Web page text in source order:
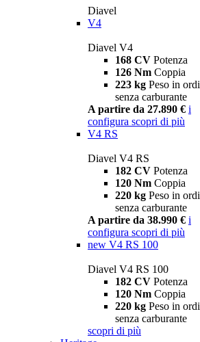
Diavel
V4
Diavel V4
168 CV Potenza
126 Nm Coppia
223 kg Peso in
senza carburante
A partire da 27.890 € i
configura scopri di più
V4 RS
Diavel V4 RS
182 CV Potenza
120 Nm Coppia
220 kg Peso in
senza carburante
A partire da 38.990 € i
configura scopri di più
new V4 RS 100
Diavel V4 RS 100
182 CV Potenza
120 Nm Coppia
220 kg Peso in
senza carburante
scopri di più